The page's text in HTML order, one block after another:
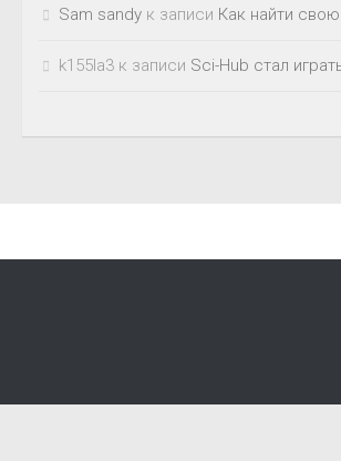
Sam sandy к записи Как найти
k155la3 к записи Sci-Hub стал